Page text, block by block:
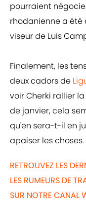
pourraient
rhodanienne a été
viseur de Luis
Finalement, les
deux cadors de
voir Cherki rallier
de janvier, cela
qu'en sera-t-il en
apaiser les choses.
RETROUVEZ LES
LES RUMEURS DE
SUR NOTRE CANAL